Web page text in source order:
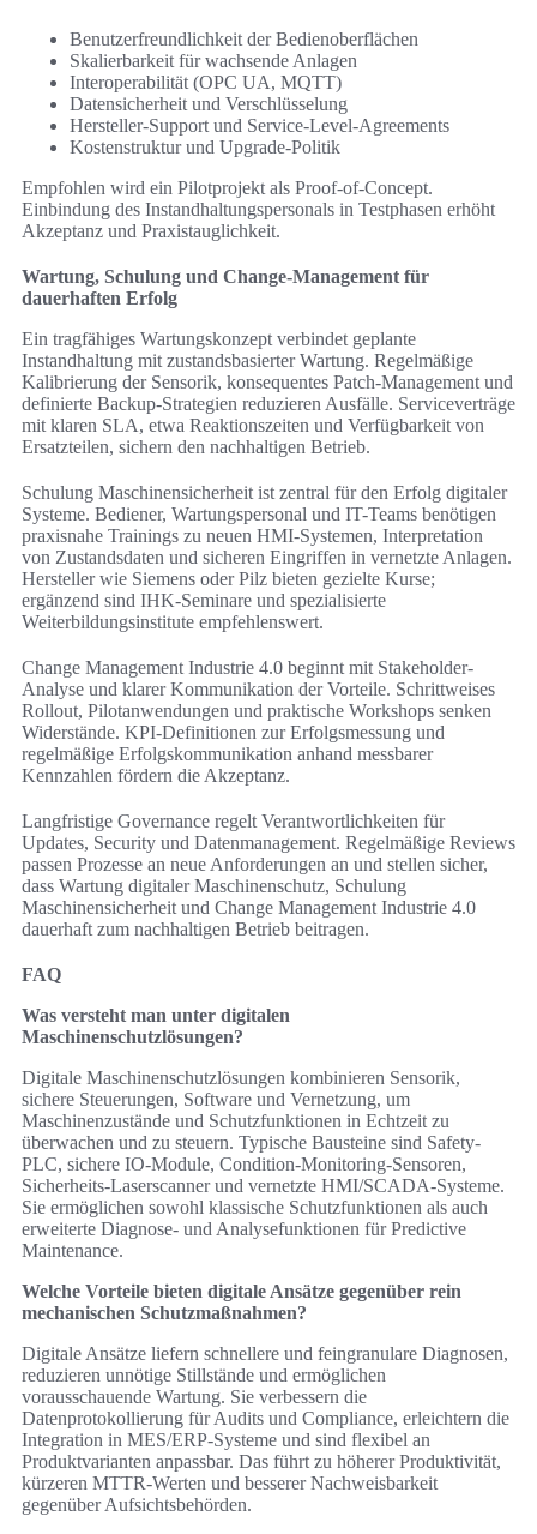
Benutzerfreundlichkeit der Bedienoberflächen
Skalierbarkeit für wachsende Anlagen
Interoperabilität (OPC UA, MQTT)
Datensicherheit und Verschlüsselung
Hersteller-Support und Service-Level-Agreements
Kostenstruktur und Upgrade-Politik
Empfohlen wird ein Pilotprojekt als Proof-of-Concept.
Einbindung des Instandhaltungspersonals in Testphasen erhöht
Akzeptanz und Praxistauglichkeit.
Wartung, Schulung und Change-Management für
dauerhaften Erfolg
Ein tragfähiges Wartungskonzept verbindet geplante
Instandhaltung mit zustandsbasierter Wartung. Regelmäßige
Kalibrierung der Sensorik, konsequentes Patch-Management und
definierte Backup-Strategien reduzieren Ausfälle. Serviceverträge
mit klaren SLA, etwa Reaktionszeiten und Verfügbarkeit von
Ersatzteilen, sichern den nachhaltigen Betrieb.
Schulung Maschinensicherheit ist zentral für den Erfolg digitaler
Systeme. Bediener, Wartungspersonal und IT-Teams benötigen
praxisnahe Trainings zu neuen HMI-Systemen, Interpretation
von Zustandsdaten und sicheren Eingriffen in vernetzte Anlagen.
Hersteller wie Siemens oder Pilz bieten gezielte Kurse;
ergänzend sind IHK-Seminare und spezialisierte
Weiterbildungsinstitute empfehlenswert.
Change Management Industrie 4.0 beginnt mit Stakeholder-
Analyse und klarer Kommunikation der Vorteile. Schrittweises
Rollout, Pilotanwendungen und praktische Workshops senken
Widerstände. KPI-Definitionen zur Erfolgsmessung und
regelmäßige Erfolgskommunikation anhand messbarer
Kennzahlen fördern die Akzeptanz.
Langfristige Governance regelt Verantwortlichkeiten für
Updates, Security und Datenmanagement. Regelmäßige Reviews
passen Prozesse an neue Anforderungen an und stellen sicher,
dass Wartung digitaler Maschinenschutz, Schulung
Maschinensicherheit und Change Management Industrie 4.0
dauerhaft zum nachhaltigen Betrieb beitragen.
FAQ
Was versteht man unter digitalen
Maschinenschutzlösungen?
Digitale Maschinenschutzlösungen kombinieren Sensorik,
sichere Steuerungen, Software und Vernetzung, um
Maschinenzustände und Schutzfunktionen in Echtzeit zu
überwachen und zu steuern. Typische Bausteine sind Safety-
PLC, sichere IO-Module, Condition-Monitoring-Sensoren,
Sicherheits-Laserscanner und vernetzte HMI/SCADA‑Systeme.
Sie ermöglichen sowohl klassische Schutzfunktionen als auch
erweiterte Diagnose- und Analysefunktionen für Predictive
Maintenance.
Welche Vorteile bieten digitale Ansätze gegenüber rein
mechanischen Schutzmaßnahmen?
Digitale Ansätze liefern schnellere und feingranulare Diagnosen,
reduzieren unnötige Stillstände und ermöglichen
vorausschauende Wartung. Sie verbessern die
Datenprotokollierung für Audits und Compliance, erleichtern die
Integration in MES/ERP-Systeme und sind flexibel an
Produktvarianten anpassbar. Das führt zu höherer Produktivität,
kürzeren MTTR-Werten und besserer Nachweisbarkeit
gegenüber Aufsichtsbehörden.